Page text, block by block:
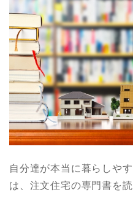
自分達が本当に暮らしや
は、注文住宅の専門書を